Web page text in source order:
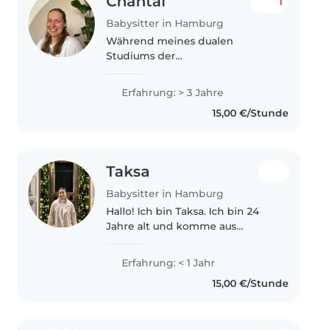
Babysitter in Hamburg
Während meines dualen
Studiums der
in einer Kita in Hamburg. Ich
habe bereits bei mehreren
Familien Kinderbetreut, zuletzt
Erfahrung: > 3 Jahre
15,00 €/Stunde
Taksa
Babysitter in Hamburg
Hallo! Ich bin Taksa. Ich bin 24
Jahre alt und komme aus
Englischlehrerin gearbeitet und
bereits Erfahrungen als Au-pair
gesammelt. Diese Tätigkeiten..
Erfahrung: < 1 Jahr
15,00 €/Stunde